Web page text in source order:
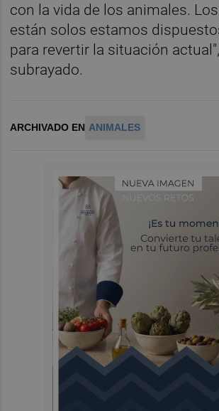
con la vida de los animales.
están solos estamos
para revertir la situación
subrayado.
ARCHIVADO EN ANIMALES